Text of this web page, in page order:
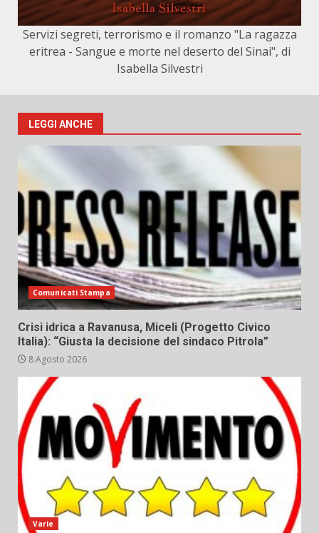
Servizi segreti, terrorismo e il romanzo "La ragazza
eritrea - Sangue e morte nel deserto del Sinai", di
Isabella Silvestri
LEGGI ANCHE
Comunicati Stampa
Crisi idrica a Ravanusa, Miceli (Progetto Civico
Italia): “Giusta la decisione del sindaco Pitrola”
8 Agosto 2026
Varie